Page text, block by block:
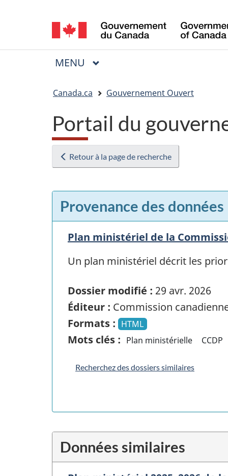
de
la
langue
Menu
MENU PRINCIPAL
Canada.ca Gouvernement Ouvert
Portail du
Retour à la page de recherche
Provenance des données
Plan ministériel de la
Un plan ministériel décrit les
Dossier modifié : 29 avr. 2026
Éditeur : Commission
Formats : HTML
Mots clés : Plan ministérielle CCDP
Recherchez des dossiers similaires
Données similaires